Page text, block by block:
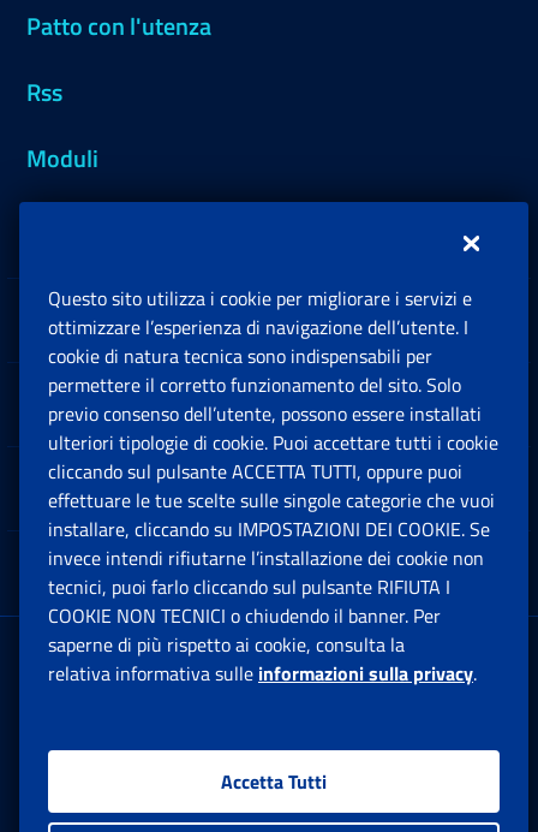
Patto con l'utenza
Rss
Moduli
Sedi e Contatti
Software
Note Legali
App mobile
Sede Legale : Via Ciro il Grande, 21
00144 Roma
Questo sito utilizza i cookie per migliorare i servizi e
ottimizzare l’esperienza di navigazione dell’utente. I
cookie di natura tecnica sono indispensabili per
permettere il corretto funzionamento del sito. Solo
previo consenso dell’utente, possono essere installati
ulteriori tipologie di cookie. Puoi accettare tutti i cookie
cliccando sul pulsante ACCETTA TUTTI, oppure puoi
effettuare le tue scelte sulle singole categorie che vuoi
installare, cliccando su IMPOSTAZIONI DEI COOKIE. Se
invece intendi rifiutarne l’installazione dei cookie non
tecnici, puoi farlo cliccando sul pulsante RIFIUTA I
COOKIE NON TECNICI o chiudendo il banner. Per
saperne di più rispetto ai cookie, consulta la
relativa informativa sulle informazioni sulla privacy.
Accetta Tutti